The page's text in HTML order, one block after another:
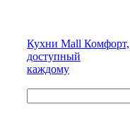
Кухни Mall Комфорт,
доступный
каждому